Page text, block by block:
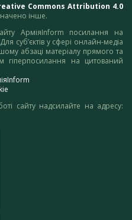
Commons Attribution 4.0
інше.
АрміяInform посилання на
суб’єктів у сфері онлайн-медіа
абзаці матеріалу прямого та
гіперпосилання на цитований
сайту надсилайте на адресу: